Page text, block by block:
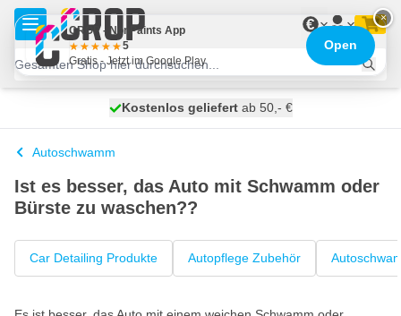
Zum Inhalt springen
€
heute versendet
Kostenlos geliefertab 50,- €
100 Tage
Autoschwamm
Ist es besser, das Auto mit Schwamm oder
Bürste zu waschen??
Car Detailing Produkte Autopflege Zubehör
×
CROP - NonPaints App
5
Gratis - Jetzt im Google Play
Open